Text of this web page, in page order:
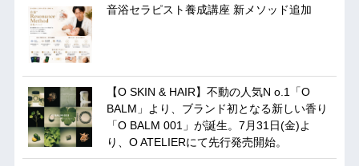
音浴セラピスト養成講座 新メソッド追加
【O SKIN & HAIR】不動の人気N o.1「O
BALM」より、ブランド初となる新しい香り
「O BALM 001」が誕生。7月31日(金)よ
り、O ATELIERにて先行発売開始。